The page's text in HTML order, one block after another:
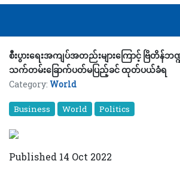
စီးပွားရေးအကျပ်အတည်းများကြောင့် ဗြိတိန်ဘဏ္
သက်တမ်းခြောက်ပတ်မပြည့်ခင် ထုတ်ပယ်ခံရ
Category: World
Business World Politics
Published 14 Oct 2022